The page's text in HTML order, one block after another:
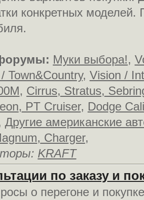
конкретных
Муки выбора!,
Town&Country, Vision /
, Cirrus, Stratus,
PT Cruiser, Dodge
Другие американские
Charger,
KRAFT
по заказу и
о перегоне и